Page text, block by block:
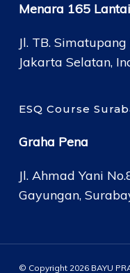
Menara 165
Jl. TB.
Jakarta Selatan,
ESQ Course
Graha Pena
Jl. Ahmad Yani
Gayungan,
© Copyright 2026 BAYU